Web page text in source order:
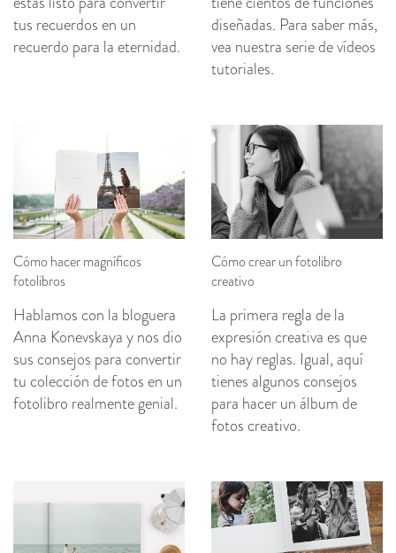
tus recuerdos en un
recuerdo para la eternidad.
diseñadas. Para saber más,
vea nuestra serie de vídeos
tutoriales.
Cómo hacer magníficos
fotolibros
Hablamos con la bloguera
Anna Konevskaya y nos dio
sus consejos para convertir
tu colección de fotos en un
fotolibro realmente genial.
Cómo crear un fotolibro
creativo
La primera regla de la
expresión creativa es que
no hay reglas. Igual, aquí
tienes algunos consejos
para hacer un álbum de
fotos creativo.